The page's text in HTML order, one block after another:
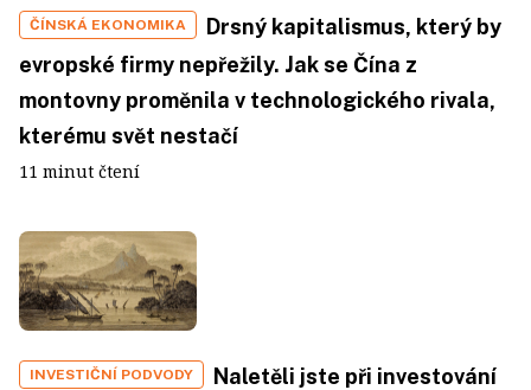
ČÍNSKÁ EKONOMIKA
Drsný kapitalismus, který by
evropské firmy nepřežily. Jak se Čína z
montovny proměnila v technologického rivala,
kterému svět nestačí
11 minut čtení
INVESTIČNÍ PODVODY
Naletěli jste při investování